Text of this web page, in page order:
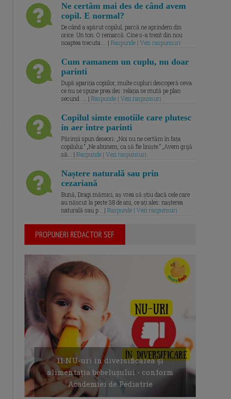
Ne certăm mai des de când avem
copil. E normal?
De când a apărut copilul, parcă ne aprindem din
orice. Un ton. O remarcă. Cine s-a trezit din nou
noaptea trecuta.... | Raspunde | Vezi raspunsuri
Cum ramanem un cuplu, nu doar
parinti
După apariția copiilor, multe cupluri descoperă ceva
ce nu se spune prea des: relația se mută pe plan
secund. ... | Raspunde | Vezi raspunsuri
Copilul simte emotiile care plutesc
in aer intre parinti
Părinții spun deseori: „Noi nu ne certăm în fața
copilului.” „Ne abținem, ca să fie liniște.” „Avem grijă
să... | Raspunde | Vezi raspunsuri
Naștere naturală sau prin
cezariană
Bună, Dragi mămici, aș vrea să știu dacă cele care
au născut la peste 38 de ani, ce ați ales: nașterea
naturală sau p... | Raspunde | Vezi raspunsuri
PROPUNERI REDACTOR SEF
11 NU-uri in diversificarea și
alimentația bebelușului - conform
Academiei de Pediatrie